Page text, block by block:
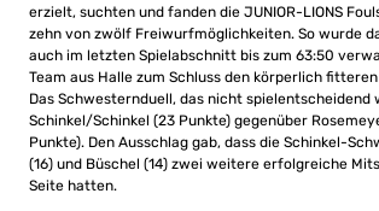
erzielt, suchten und fanden die JUNIOR-LIONS
zehn von zwölf Freiwurfmöglichkeiten. So wurde
auch im letzten Spielabschnitt bis zum 63:50
Team aus Halle zum Schluss den körperlich
Das Schwesternduell, das nicht spielentscheidend
Schinkel/Schinkel (23 Punkte) gegenüber
Punkte). Den Ausschlag gab, dass die Schinkel-
(16) und Büschel (14) zwei weitere erfolgreiche
Seite hatten.